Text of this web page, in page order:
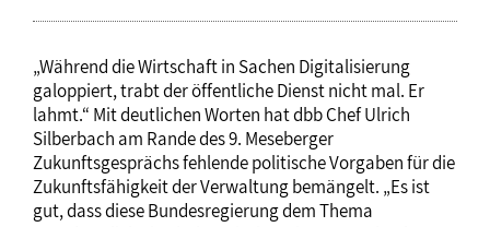
„Während die Wirtschaft in Sachen Digitalisierung
galoppiert, trabt der öffentliche Dienst nicht mal. Er
lahmt.“ Mit deutlichen Worten hat dbb Chef Ulrich
Silberbach am Rande des 9. Meseberger
Zukunftsgesprächs fehlende politische Vorgaben für die
Zukunftsfähigkeit der Verwaltung bemängelt. „Es ist
gut, dass diese Bundesregierung dem Thema